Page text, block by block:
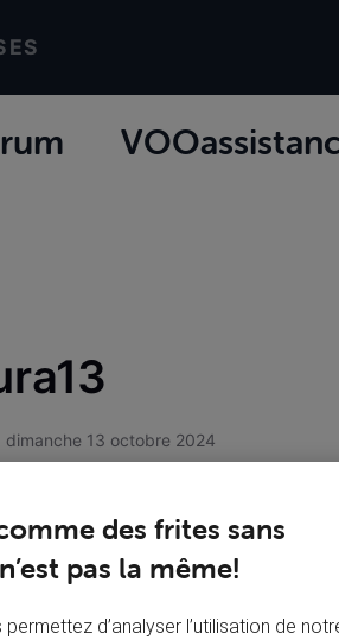
dimanche 13 octobre 2024
des frites sans
pas la même!
d’analyser l’utilisation de